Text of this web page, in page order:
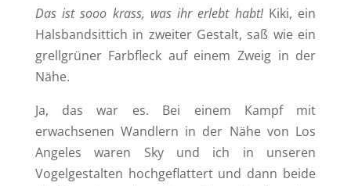
Das ist sooo krass, was ihr erlebt habt!Kiki, ein
Halsbandsittich in zweiter Gestalt, saß wie ein
grellgrüner Farbfleck auf einem Zweig in der
Nähe.
Ja, das war es. Bei einem Kampf mit
erwachsenen Wandlern in der Nähe von Los
Angeles waren Sky und ich in unseren
Vogelgestalten hochgeflattert und dann beide